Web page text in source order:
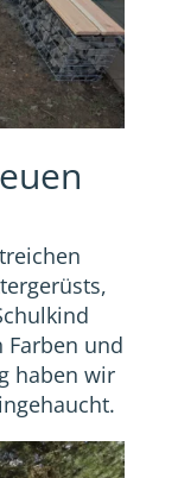
und
haben wir